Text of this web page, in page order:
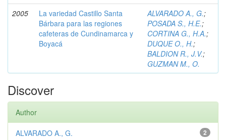
2005
La variedad Castillo Santa
Bárbara para las regiones
cafeteras de Cundinamarca y
Boyacá
ALVARADO A., G.;
POSADA S., H.E.;
CORTINA G., H.A.;
DUQUE O., H.;
BALDION R., J.V.;
GUZMAN M., O.
Discover
Author
2
ALVARADO A., G.